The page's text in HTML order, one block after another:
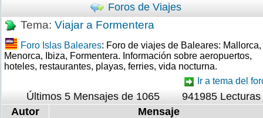
Foros de Viajes
Tema: Viajar a Formentera
Foro Islas Baleares: Foro de viajes de Baleares: Mallorca,
Menorca, Ibiza, Formentera. Información sobre aeropuertos,
hoteles, restaurantes, playas, ferries, vida nocturna.
Ir a tema del
Últimos 5 Mensajes de 1065
941985 Lecturas
Autor
Mensaje